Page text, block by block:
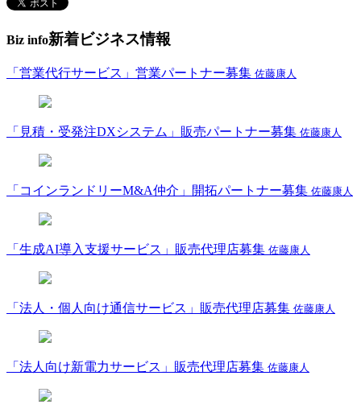
Biz info新着ビジネス情報
「営業代行サービス」営業パートナー募集 佐藤康人
「見積・受発注DXシステム」販売パートナー募集 佐藤康人
「コインランドリーM&A仲介」開拓パートナー募集 佐藤康人
「生成AI導入支援サービス」販売代理店募集 佐藤康人
「法人・個人向け通信サービス」販売代理店募集 佐藤康人
「法人向け新電力サービス」販売代理店募集 佐藤康人